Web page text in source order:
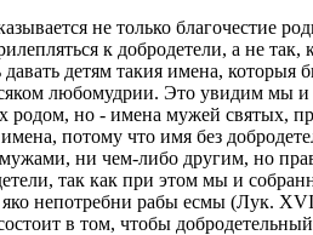
не только благочестие
к добродетели, а не так,
детям такия имена, которыя
любомудрии. Это увидим мы и
родом, но - имена мужей святых,
потому что имя без
ни чем-либо другим, но
так как при этом мы и
яко непотребни рабы есмы (Лук.
в том, чтобы